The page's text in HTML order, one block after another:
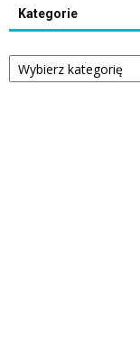
Kategorie
Kategorie